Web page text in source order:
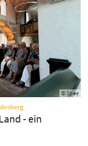
© Spee
:
- ein